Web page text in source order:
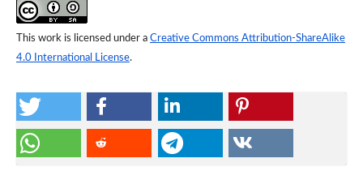
This work is licensed under a Creative Commons Attribution-ShareAlike
4.0 International License.